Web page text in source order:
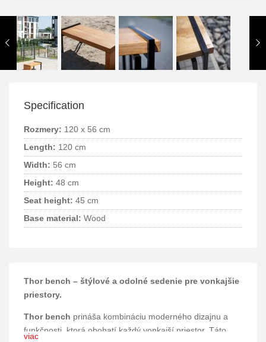
Specification
Rozmery: 120 x 56 cm
Length: 120 cm
Width: 56 cm
Height: 48 cm
Seat height: 45 cm
Base material: Wood
Thor bench – štýlové a odolné sedenie pre vonkajšie
priestory.
Thor bench prináša kombináciu moderného dizajnu a
funkčnosti, ktorá obohatí každý vonkajší priestor. Táto
viac